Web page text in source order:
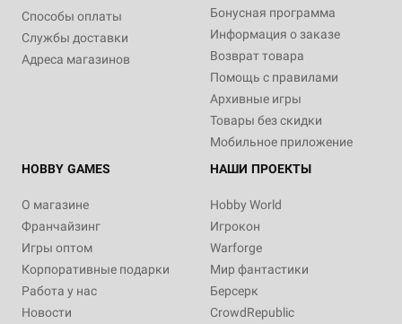
Способы оплаты
Службы доставки
Адреса магазинов
Бонусная программа
Информация о заказе
Возврат товара
Помощь с правилами
Архивные игры
Товары без скидки
Мобильное приложение
HOBBY GAMES
О магазине
Франчайзинг
Игры оптом
Корпоративные подарки
Работа у нас
Новости
НАШИ ПРОЕКТЫ
Hobby World
Игрокон
Warforge
Мир фантастики
Берсерк
CrowdRepublic